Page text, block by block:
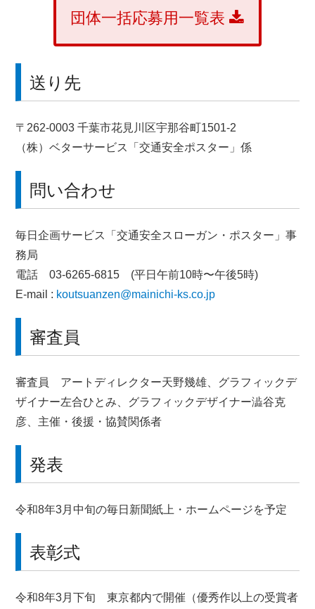
団体一括応募用一覧表
送り先
〒262-0003 千葉市花見川区宇那谷町1501-2
（株）ベターサービス「交通安全ポスター」係
問い合わせ
毎日企画サービス「交通安全スローガン・ポスター」事
務局
電話 03-6265-6815 (平日午前10時〜午後5時)
E-mail : koutsuanzen@mainichi-ks.co.jp
審査員
審査員 アートディレクター天野幾雄、 グラフィックデ
ザイナー左合ひとみ、 グラフィックデザイナー澁谷克
彦、主催・後援・協賛関係者
発表
令和8年3月中旬の毎日新聞紙上・ホームページを予定
表彰式
令和8年3月下旬 東京都内で開催（優秀作以上の受賞者